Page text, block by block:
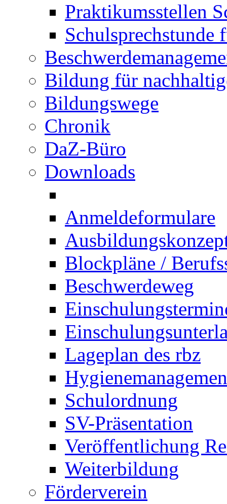
Praktikumsstellen
Schulsprechstunde
Bildung für
Bildungswege
Chronik
DaZ-Büro
Downloads
Anmeldeformulare
Blockpläne /
Beschwerdeweg
Lageplan des rbz
Schulordnung
SV-Präsentation
Veröffentlichung
Weiterbildung
Förderverein